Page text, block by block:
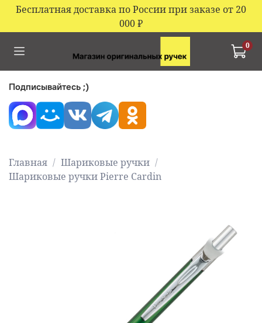
Бесплатная доставка по России при заказе от 20
000₽
0
Главная
Шариковые ручки
Шариковые ручки Pierre Cardin
Подписывайтесь ;)